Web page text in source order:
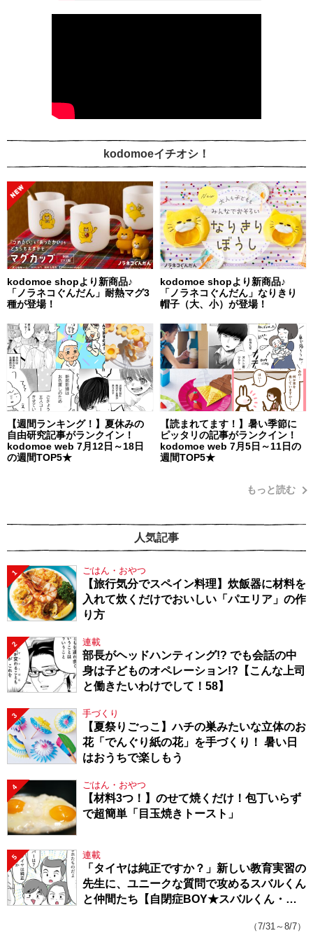
kodomoeイチオシ！
kodomoe shopより新商品♪
「ノラネコぐんだん」耐熱マグ3
種が登場！
kodomoe shopより新商品♪
「ノラネコぐんだん」なりきり
帽子（大、小）が登場！
【週間ランキング！】夏休みの
自由研究記事がランクイン！
kodomoe web 7月12日～18日
の週間TOP5★
【読まれてます！】暑い季節に
ピッタリの記事がランクイン！
kodomoe web 7月5日～11日の
週間TOP5★
もっと読む
人気記事
1 ごはん・おやつ
【旅行気分でスペイン料理】炊飯器に材料を
入れて炊くだけでおいしい「パエリア」の作
り方
2 連載
部長がヘッドハンティング!? でも会話の中
身は子どものオペレーション!?【こんな上司
と働きたいわけでして！58】
3 手づくり
【夏祭りごっこ】ハチの巣みたいな立体のお
花「でんぐり紙の花」を手づくり！ 暑い日
はおうちで楽しもう
4 ごはん・おやつ
【材料3つ！】のせて焼くだけ！包丁いらず
で超簡単「目玉焼きトースト」
5 連載
「タイヤは純正ですか？」新しい教育実習の
先生に、ユニークな質問で攻めるスバルくん
と仲間たち【自閉症BOY★スバルくん・
（7/31～8/7）